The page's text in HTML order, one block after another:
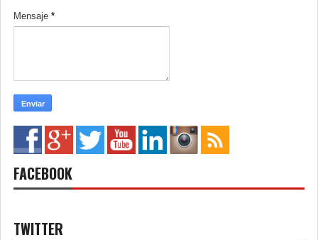
Mensaje *
FACEBOOK
TWITTER